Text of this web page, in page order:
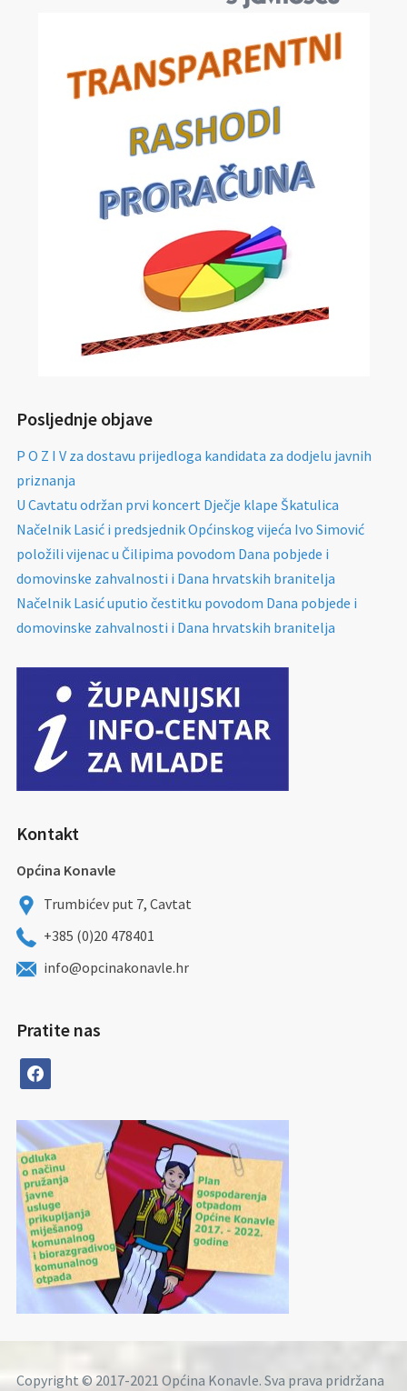
Posljednje objave
P O Z I V za dostavu prijedloga kandidata za dodjelu javnih
priznanja
U Cavtatu održan prvi koncert Dječje klape Škatulica
Načelnik Lasić i predsjednik Općinskog vijeća Ivo Simović
položili vijenac u Čilipima povodom Dana pobjede i
domovinske zahvalnosti i Dana hrvatskih branitelja
Načelnik Lasić uputio čestitku povodom Dana pobjede i
domovinske zahvalnosti i Dana hrvatskih branitelja
Kontakt
Općina Konavle
Trumbićev put 7, Cavtat
+385 (0)20 478401
info@opcinakonavle.hr
Pratite nas
facebook
Copyright © 2017-2021 Općina Konavle. Sva prava pridržana